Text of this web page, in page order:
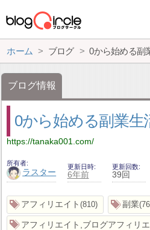
ホーム ブログ 0から始める副
ブログ情報
0から始める副業生
https://tanaka001.com/
所有者
ラスター
更新日時
6年前
更新回数
39回
アフィリエイト 810 副業
アフィリエイト,ブログアフィリ